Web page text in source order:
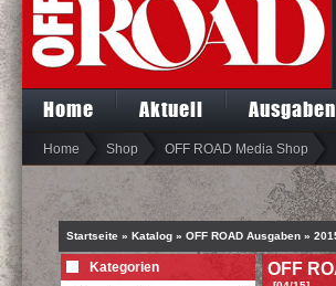
Home Aktuell Ausgaben
Home Shop OFF ROAD Media Shop